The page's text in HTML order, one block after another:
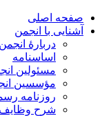
صفحه اصلی
آشنایی با انجمن
دربارۀ انجمن
اساسنامه
مسئولین
مؤسسین
روزنامه
شرح وظایف